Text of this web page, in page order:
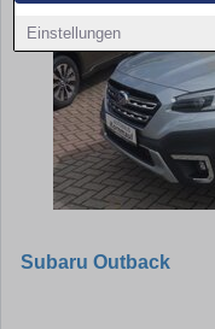
Einstellungen
Subaru Outback